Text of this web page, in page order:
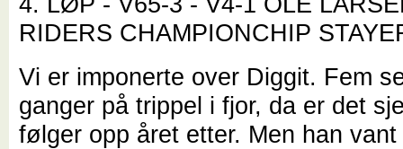
RIDERS CHAMPIONCHIP
Vi er imponerte over Diggit. Fem
ganger på trippel i fjor, da er det
følger opp året etter. Men han